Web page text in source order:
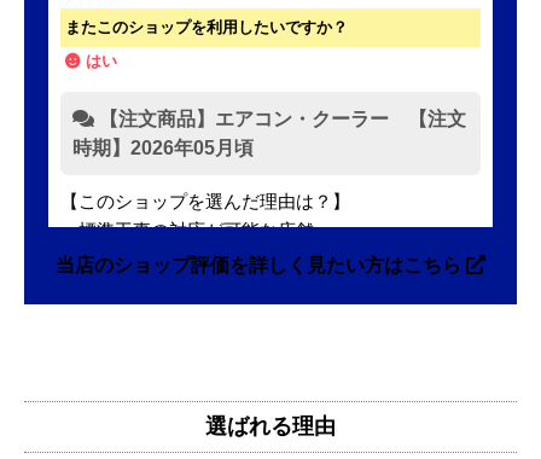
またこのショップを利用したいですか？
はい
【注文商品】エアコン・クーラー 【注文
時期】2026年05月頃
【このショップを選んだ理由は？】
・標準工事の対応が可能な店舗
・標準工事費込みセットの価格が表示がされていて
注文(入金)してから10日後にお届け、その後、工事
費を日程調整させてもらいました。
当店のショップ評価を詳しく見たい方はこちら
選ばれる理由